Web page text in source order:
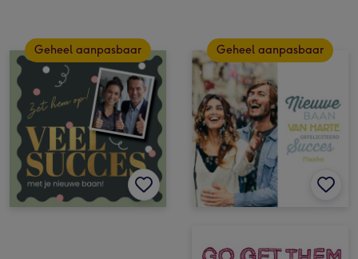
Geheel aanpasbaar Geheel aanpasbaar